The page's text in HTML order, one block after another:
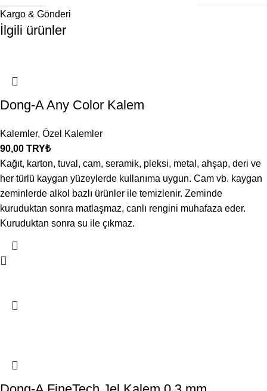
Kargo & Gönderi
İlgili ürünler
Dong-A Any Color Kalem
Kalemler, Özel Kalemler
90,00 TRY₺
Kağıt, karton, tuval, cam, seramik, pleksi, metal, ahşap, deri ve
her türlü kaygan yüzeylerde kullanıma uygun. Cam vb. kaygan
zeminlerde alkol bazlı ürünler ile temizlenir. Zeminde
kuruduktan sonra matlaşmaz, canlı rengini muhafaza eder.
Kuruduktan sonra su ile çıkmaz.